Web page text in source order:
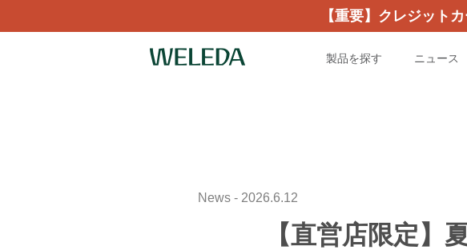
【重要】クレジット
製品を探す ニュース
News - 2026.6.12
【直営店限定】